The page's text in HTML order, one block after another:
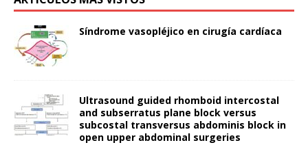
Síndrome vasopléjico en cirugía cardíaca
Ultrasound guided rhomboid intercostal
and subserratus plane block versus
subcostal transversus abdominis block in
open upper abdominal surgeries